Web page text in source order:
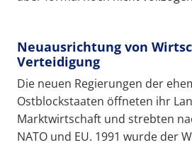
Neuausrichtung von
Verteidigung
Die neuen Regierungen der
Ostblockstaaten öffneten ihr
Marktwirtschaft und strebten
NATO und EU. 1991 wurde der